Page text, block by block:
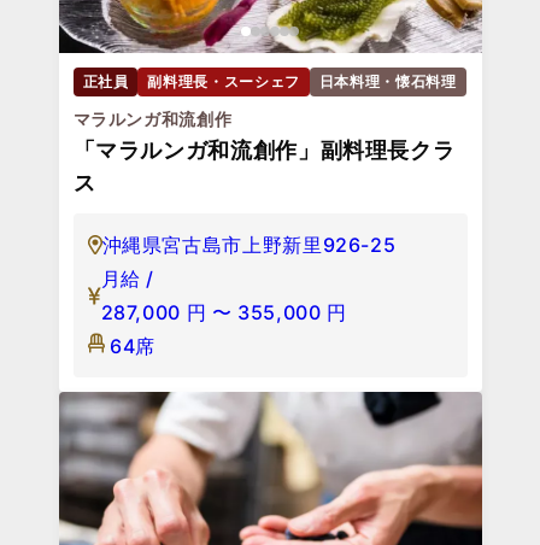
正社員 副料理長・スーシェフ 日本料理・懐石料理
マラルンガ和流創作
「マラルンガ和流創作」副料理長クラ
ス
沖縄県宮古島市上野新里926-25
月給 /
287,000 円 〜 355,000 円
64席